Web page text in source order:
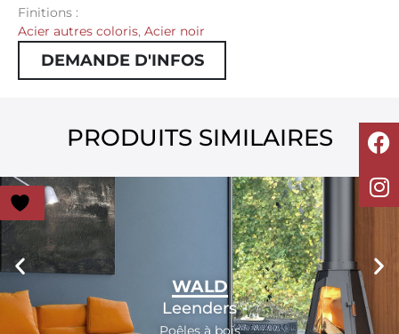
Finitions :
Acier autres coloris, Acier noir
DEMANDE D'INFOS
PRODUITS SIMILAIRES
WALD
Leenders
Poêles à bois